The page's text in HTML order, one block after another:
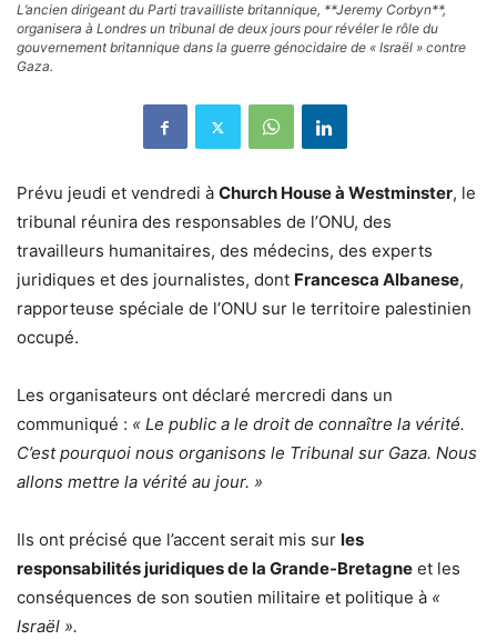
L’ancien dirigeant du Parti travailliste britannique, **Jeremy Corbyn**,
organisera à Londres un tribunal de deux jours pour révéler le rôle du
gouvernement britannique dans la guerre génocidaire de « Israël » contre
Gaza.
Prévu jeudi et vendredi à Church House à Westminster, le
tribunal réunira des responsables de l’ONU, des
travailleurs humanitaires, des médecins, des experts
juridiques et des journalistes, dont Francesca Albanese,
rapporteuse spéciale de l’ONU sur le territoire palestinien
occupé.
Les organisateurs ont déclaré mercredi dans un
communiqué : « Le public a le droit de connaître la vérité.
C’est pourquoi nous organisons le Tribunal sur Gaza. Nous
allons mettre la vérité au jour. »
Ils ont précisé que l’accent serait mis sur les
responsabilités juridiques de la Grande-Bretagne et les
conséquences de son soutien militaire et politique à «
Israël ».